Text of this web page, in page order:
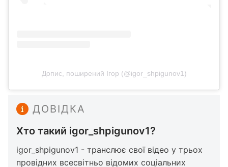
Допис, поширений Ігор (@igor_shpigunov1)
ДОВІДКА
Хто такий igor_shpigunov1?
igor_shpigunov1 - транслює свої відео у трьох
провідних всесвітньо відомих соціальних